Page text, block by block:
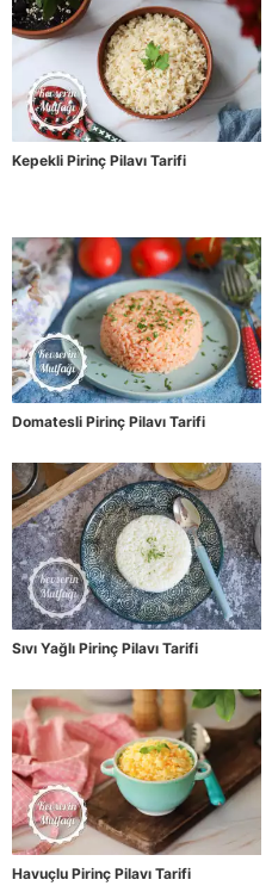
Kepekli Pirinç Pilavı Tarifi
Domatesli Pirinç Pilavı Tarifi
Sıvı Yağlı Pirinç Pilavı Tarifi
Havuçlu Pirinç Pilavı Tarifi